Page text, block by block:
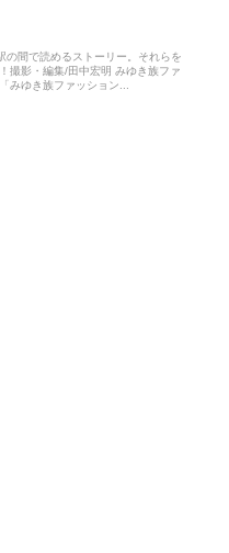
の間で読めるストーリー。それらを
撮影・編集/田中宏明 みゆき族ファ
みゆき族ファッション...